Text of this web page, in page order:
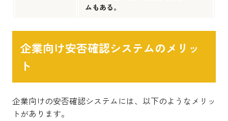
ムもある。
企業向け安否確認システムのメリッ
ト
企業向けの安否確認システムには、以下のようなメリッ
トがあります。